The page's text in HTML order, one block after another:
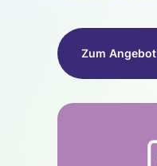
Zum Angebot